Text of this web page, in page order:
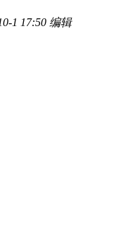
1 17:50 编辑